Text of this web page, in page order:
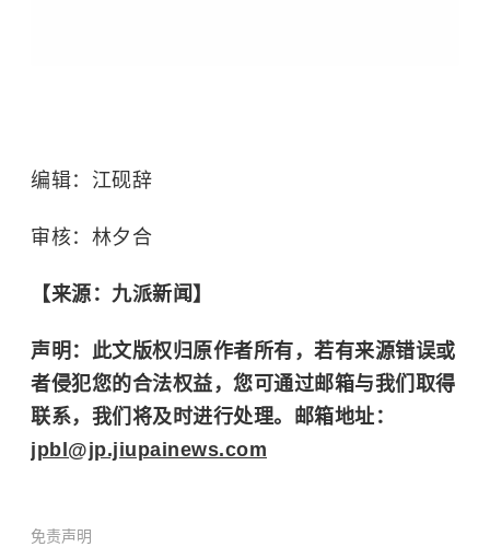
编辑：江砚辞
审核：林夕合
【来源：九派新闻】
声明：此文版权归原作者所有，若有来源错误或
者侵犯您的合法权益，您可通过邮箱与我们取得
联系，我们将及时进行处理。邮箱地址：
jpbl@jp.jiupainews.com
免责声明